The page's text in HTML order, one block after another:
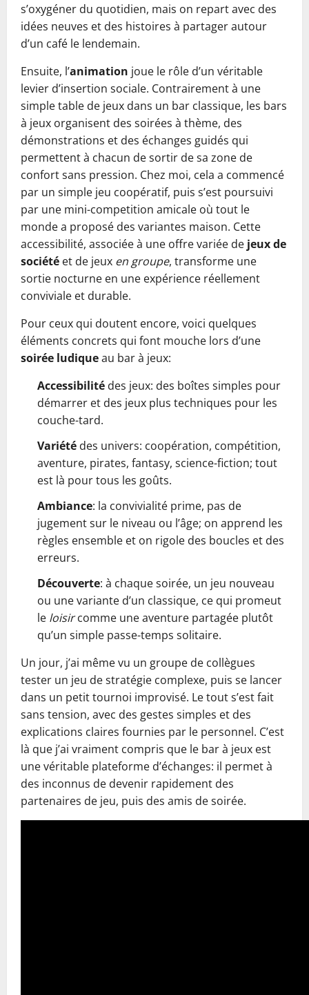
s’oxygéner du quotidien, mais on repart avec des
idées neuves et des histoires à partager autour
d’un café le lendemain.
Ensuite, l’animation joue le rôle d’un véritable
levier d’insertion sociale. Contrairement à une
simple table de jeux dans un bar classique, les bars
à jeux organisent des soirées à thème, des
démonstrations et des échanges guidés qui
permettent à chacun de sortir de sa zone de
confort sans pression. Chez moi, cela a commencé
par un simple jeu coopératif, puis s’est poursuivi
par une mini-competition amicale où tout le
monde a proposé des variantes maison. Cette
accessibilité, associée à une offre variée de jeux de
société et de jeux en groupe, transforme une
sortie nocturne en une expérience réellement
conviviale et durable.
Pour ceux qui doutent encore, voici quelques
éléments concrets qui font mouche lors d’une
soirée ludiqueau bar à jeux:
Accessibilité des jeux: des boîtes simples pour
démarrer et des jeux plus techniques pour les
couche-tard.
Variété des univers: coopération, compétition,
aventure, pirates, fantasy, science-fiction; tout
est là pour tous les goûts.
Ambiance: la convivialité prime, pas de
jugement sur le niveau ou l’âge; on apprend les
règles ensemble et on rigole des boucles et des
erreurs.
Découverte: à chaque soirée, un jeu nouveau
ou une variante d’un classique, ce qui promeut
le loisircomme une aventure partagée plutôt
qu’un simple passe-temps solitaire.
Un jour, j’ai même vu un groupe de collègues
tester un jeu de stratégie complexe, puis se lancer
dans un petit tournoi improvisé. Le tout s’est fait
sans tension, avec des gestes simples et des
explications claires fournies par le personnel. C’est
là que j’ai vraiment compris que le bar à jeux est
une véritable plateforme d’échanges: il permet à
des inconnus de devenir rapidement des
partenaires de jeu, puis des amis de soirée.